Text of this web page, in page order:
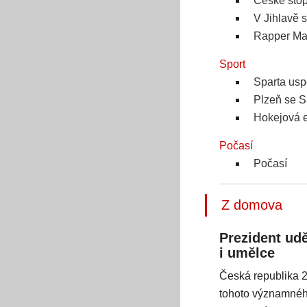
V Jihlavě
Rapper
Sport
Sparta
Plzeň se
Hokejová
Počasí
Počasí
Z domova
Prezident
i umělce
Česká republika
tohoto